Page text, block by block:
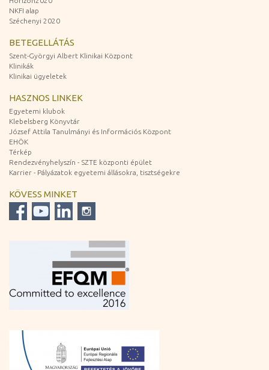
NKFI alap
Széchenyi 2020
BETEGELLÁTÁS
Szent-Györgyi Albert Klinikai Központ
Klinikák
Klinikai ügyeletek
HASZNOS LINKEK
Egyetemi klubok
Klebelsberg Könyvtár
József Attila Tanulmányi és Információs Központ
EHÖK
Térkép
Rendezvényhelyszín - SZTE központi épület
Karrier - Pályázatok egyetemi állásokra, tisztségekre
KÖVESS MINKET